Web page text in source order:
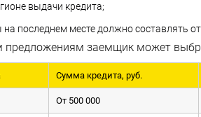
выдачи кредита;
последнем месте должно составлять от
заемщик может
Сумма кредита, руб.
От 500 000